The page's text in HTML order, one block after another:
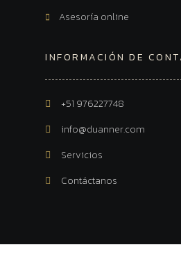
Asesoría online
INFORMACIÓN DE
+51 976227748
info@duanner.com
Servicios
Contáctanos